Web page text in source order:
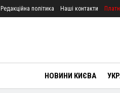
Редакційна політика Наші контакти
НОВИНИ КИЄВА